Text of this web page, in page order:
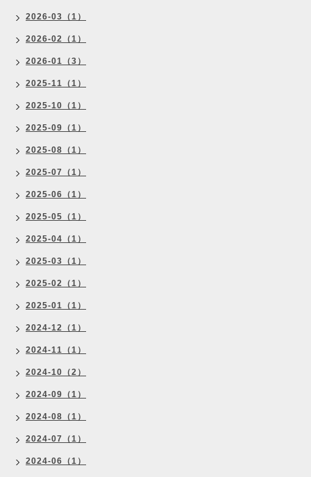
2026-03（1）
2026-02（1）
2026-01（3）
2025-11（1）
2025-10（1）
2025-09（1）
2025-08（1）
2025-07（1）
2025-06（1）
2025-05（1）
2025-04（1）
2025-03（1）
2025-02（1）
2025-01（1）
2024-12（1）
2024-11（1）
2024-10（2）
2024-09（1）
2024-08（1）
2024-07（1）
2024-06（1）